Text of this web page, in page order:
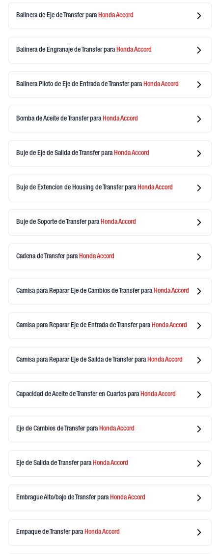
Balinera de Eje de Transferpara HondaAccord
Balinera de Engranaje de Transferpara HondaAccord
Balinera Piloto de Eje de Entrada de Transferpara HondaAccord
Bomba de Aceite de Transferpara HondaAccord
Buje de Eje de Salida de Transferpara HondaAccord
Buje de Extencion de Housing de Transferpara HondaAccord
Buje de Soporte de Transferpara HondaAccord
Cadena de Transferpara HondaAccord
Camisa para Reparar Eje de Cambios de Transferpara HondaAccord
Camisa para Reparar Eje de Entrada de Transferpara HondaAccord
Camisa para Reparar Eje de Salida de Transferpara HondaAccord
Capacidad de Aceite de Transfer en Cuartos para HondaAccord
Eje de Cambios de Transferpara HondaAccord
Eje de Salida de Transferpara HondaAccord
Embrague Alto/bajo de Transferpara HondaAccord
Empaque de Transferpara HondaAccord